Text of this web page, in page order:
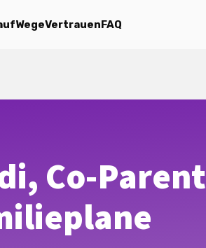
WegeVertrauenFAQ
Co-